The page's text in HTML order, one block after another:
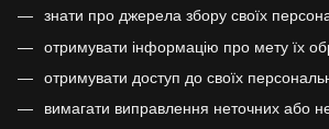
знати про джерела збору своїх
отримувати інформацію про мету їх
отримувати доступ до своїх
вимагати виправлення неточних або